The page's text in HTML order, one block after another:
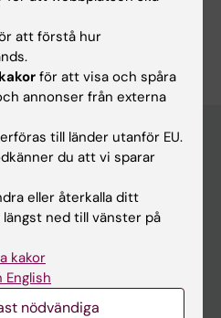
att förstå hur
för att visa och spåra
annonser från externa
till länder utanför EU.
du att vi sparar
eller återkalla ditt
ned till vänster på
kakor
nödvändiga